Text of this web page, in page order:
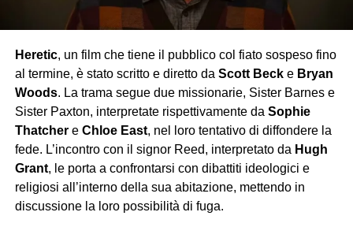
Heretic, un film che tiene il pubblico col fiato sospeso fino
al termine, è stato scritto e diretto da Scott Becke Bryan
Woods. La trama segue due missionarie, Sister Barnes e
Sister Paxton, interpretate rispettivamente da Sophie
Thatchere Chloe East, nel loro tentativo di diffondere la
fede. L’incontro con il signor Reed, interpretato da Hugh
Grant, le porta a confrontarsi con dibattiti ideologici e
religiosi all’interno della sua abitazione, mettendo in
discussione la loro possibilità di fuga.